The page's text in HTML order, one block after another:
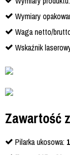
Wymiary
Waga netto/
Wskaźnik
Zawartość
Pilarka ukosowa: